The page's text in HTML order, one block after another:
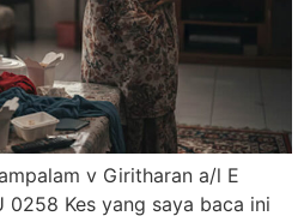
v Giritharan a/l E
0258 Kes yang saya baca ini